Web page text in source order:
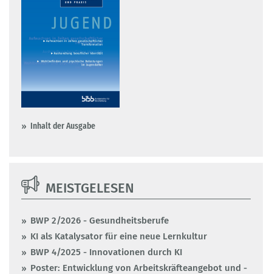
Inhalt der Ausgabe
MEISTGELESEN
BWP 2/2026 - Gesundheitsberufe
KI als Katalysator für eine neue Lernkultur
BWP 4/2025 - Innovationen durch KI
Poster: Entwicklung von Arbeitskräfteangebot und -